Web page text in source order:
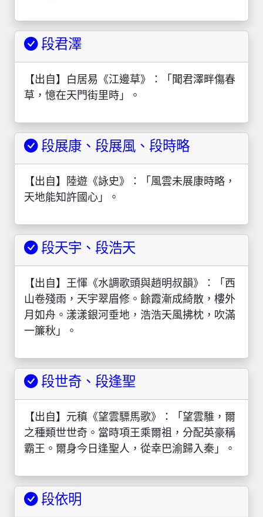
段君澤
【出自】白居易《江邊草》：「聞君澤畔傷春
草，憶在天門街里時」。
段展康、段展風、段時略
【出自】陸遊《詠史》：「風雲未展康時略，
天地能知許國心」。
段天宇、段浩天
【出自】王惲《水調歌頭與趙明叔韻》：「西
山卷殘雨，天宇翠眉修。餘霞漸成綺散，樓外
月如舟。漾漾銀河垂地，浩浩天風拂枕，吹滿
一簾秋」。
段世奇、段逢聖
【出自】元稹《望雲驃馬歌》：「望雲騅，爾
之種類世世奇。當時項王乘爾祖，分配英豪稱
霸王。爾身今日逢聖人，從幸巴渝歸入秦」。
段依明